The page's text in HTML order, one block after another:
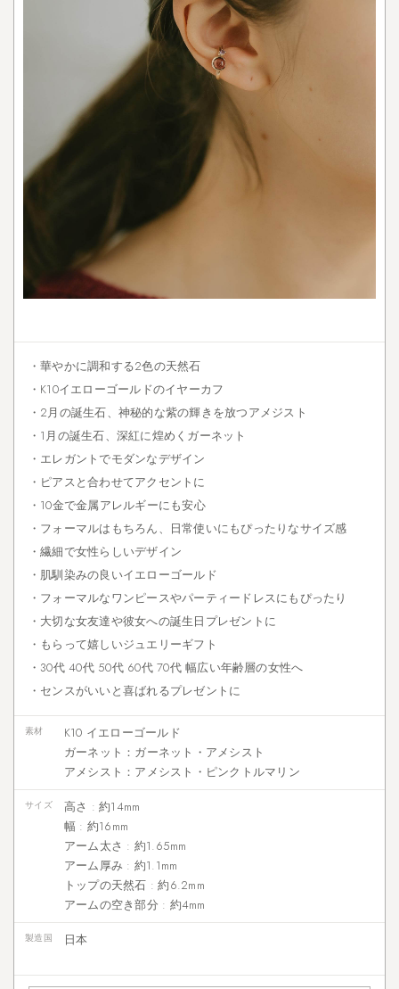
・華やかに調和する2色の天然石
・K10イエローゴールドのイヤーカフ
・2月の誕生石、神秘的な紫の輝きを放つアメジスト
・1月の誕生石、深紅に煌めくガーネット
・エレガントでモダンなデザイン
・ピアスと合わせてアクセントに
・10金で金属アレルギーにも安心
・フォーマルはもちろん、日常使いにもぴったりなサイズ感
・繊細で女性らしいデザイン
・肌馴染みの良いイエローゴールド
・フォーマルなワンピースやパーティードレスにもぴったり
・大切な女友達や彼女への誕生日プレゼントに
・もらって嬉しいジュエリーギフト
・30代 40代 50代 60代 70代 幅広い年齢層の女性へ
・センスがいいと喜ばれるプレゼントに
素材
K10 イエローゴールド
ガーネット：ガーネット・アメシスト
アメシスト：アメシスト・ピンクトルマリン
サイズ
高さ : 約14mm
幅 : 約16mm
アーム太さ : 約1.65mm
アーム厚み : 約1.1mm
トップの天然石 : 約6.2mm
アームの空き部分 : 約4mm
製造国 日本